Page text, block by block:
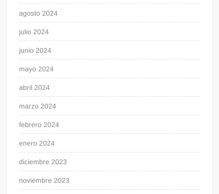
agosto 2024
julio 2024
junio 2024
mayo 2024
abril 2024
marzo 2024
febrero 2024
enero 2024
diciembre 2023
noviembre 2023